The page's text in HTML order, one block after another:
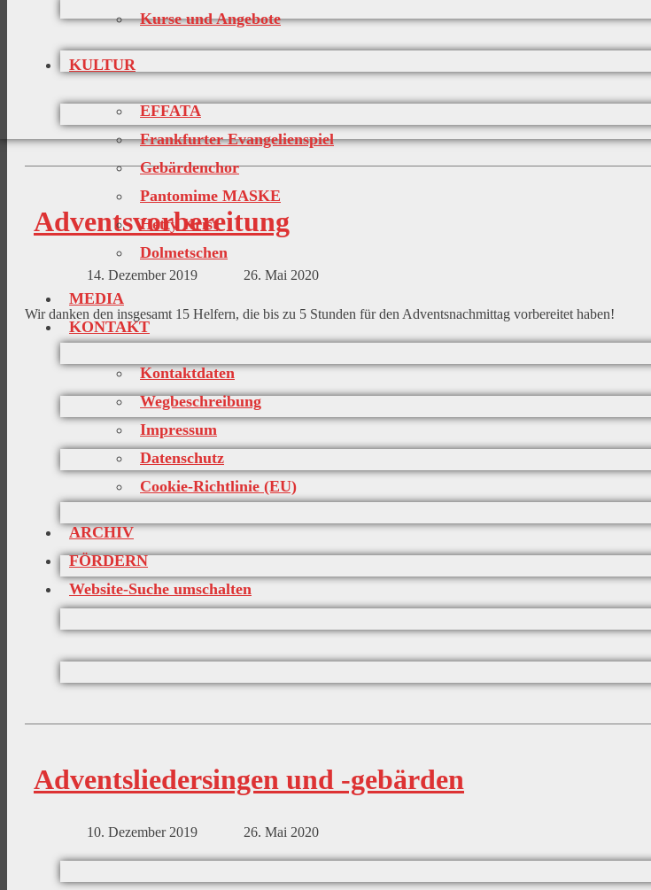
Kurse und Angebote
KULTUR
EFFATA
Frankfurter Evangelienspiel
Gebärdenchor
Pantomime MASKE
Hetty Krist
Dolmetschen
MEDIA
KONTAKT
Kontaktdaten
Wegbeschreibung
Impressum
Datenschutz
Cookie-Richtlinie (EU)
ARCHIV
FÖRDERN
Website-Suche umschalten
Adventsvorbereitung​
14. Dezember 2019 26. Mai 2020
Wir danken den insgesamt 15 Helfern, die bis zu 5 Stunden für den Adventsnachmittag vorbereitet haben!
Adventsliedersingen und -gebärden​
10. Dezember 2019 26. Mai 2020